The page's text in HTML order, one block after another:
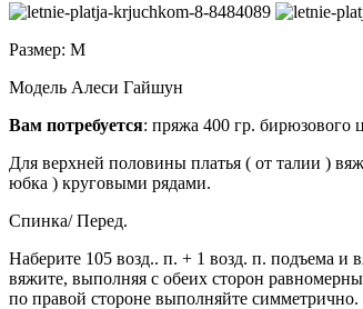
Размер: М
Модель Алеси Гайшун
Вам потребуется: пряжа 400 гр. бирюзового
Для верхней половины платья ( от талии )
юбка ) круговыми рядами.
Спинка/ Перед.
Наберите 105 возд.. п. + 1 возд. п. подъема
вяжите, выполняя с обеих сторон
по правой стороне выполняйте симметрично.